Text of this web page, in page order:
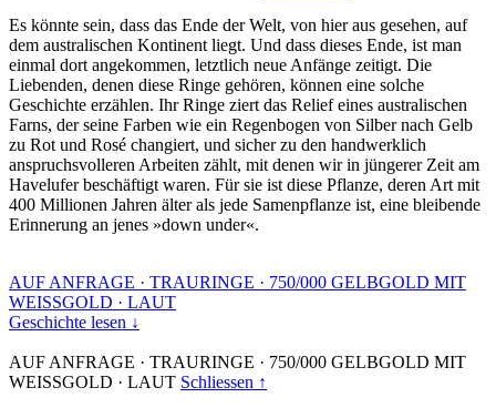
Es könnte sein, dass das Ende der Welt, von hier aus gesehen, auf
dem australischen Kontinent liegt. Und dass dieses Ende, ist man
einmal dort angekommen, letztlich neue Anfänge zeitigt. Die
Liebenden, denen diese Ringe gehören, können eine solche
Geschichte erzählen. Ihr Ringe ziert das Relief eines australischen
Farns, der seine Farben wie ein Regenbogen von Silber nach Gelb
zu Rot und Rosé changiert, und sicher zu den handwerklich
anspruchsvolleren Arbeiten zählt, mit denen wir in jüngerer Zeit am
Havelufer beschäftigt waren. Für sie ist diese Pflanze, deren Art mit
400 Millionen Jahren älter als jede Samenpflanze ist, eine bleibende
Erinnerung an jenes »down under«.
AUF ANFRAGE · TRAURINGE · 750/000 GELBGOLD MIT
WEISSGOLD · LAUT
Geschichte lesen ↓
AUF ANFRAGE · TRAURINGE · 750/000 GELBGOLD MIT
WEISSGOLD · LAUT Schliessen ↑